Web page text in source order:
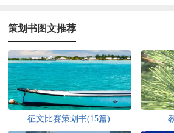
策划书图文推荐
征文比赛策划书(15篇)